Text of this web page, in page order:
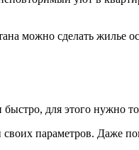
можно сделать
для этого нужно
параметров. Даже